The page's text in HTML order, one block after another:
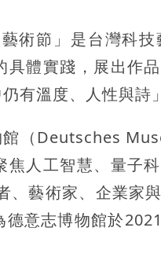
術節」是台灣科
體實踐，展出作
有溫度、人性與詩
館（Deutsches
人工智慧、量子
藝術家、企業家
意志博物館於